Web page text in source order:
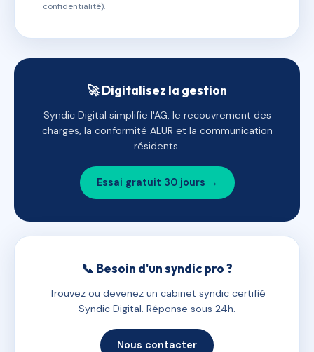
confidentialité).
🚀 Digitalisez la gestion
Syndic Digital simplifie l'AG, le recouvrement des
charges, la conformité ALUR et la communication
résidents.
Essai gratuit 30 jours →
📞 Besoin d'un syndic pro ?
Trouvez ou devenez un cabinet syndic certifié
Syndic Digital. Réponse sous 24h.
Nous contacter